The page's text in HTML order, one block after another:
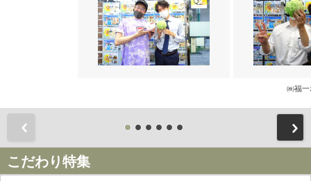
㈱福一
こだわり特集